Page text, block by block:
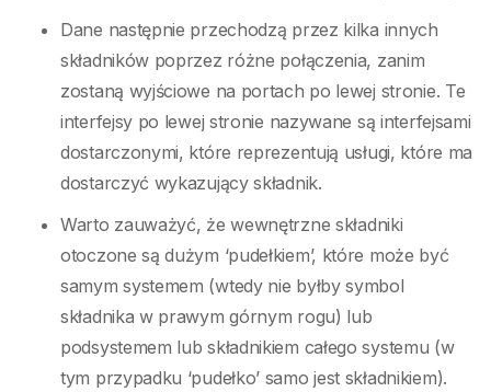
Dane następnie przechodzą przez kilka innych
składników poprzez różne połączenia, zanim
zostaną wyjściowe na portach po lewej stronie. Te
interfejsy po lewej stronie nazywane są interfejsami
dostarczonymi, które reprezentują usługi, które ma
dostarczyć wykazujący składnik.
Warto zauważyć, że wewnętrzne składniki
otoczone są dużym ‘pudełkiem’, które może być
samym systemem (wtedy nie byłby symbol
składnika w prawym górnym rogu) lub
podsystemem lub składnikiem całego systemu (w
tym przypadku ‘pudełko’ samo jest składnikiem).